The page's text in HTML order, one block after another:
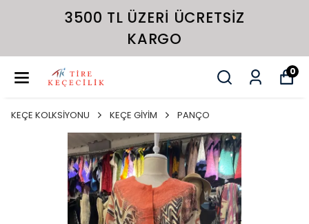
3500 TL ÜZERI ÜCRETSIZ
KARGO
0
KEÇE KOLKSİYONU KEÇE GİYİM PANÇO